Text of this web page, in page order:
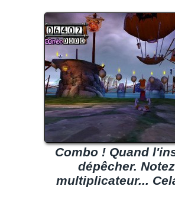
Combo ! Quand
dépêcher.
multiplicateur...